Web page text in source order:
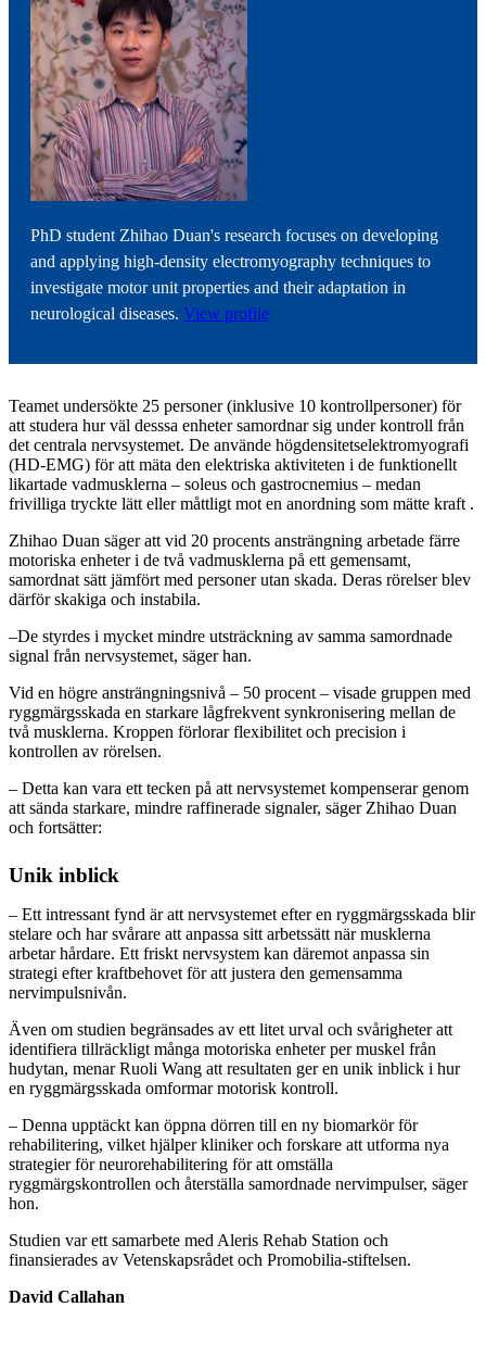
PhD student Zhihao Duan's research focuses on developing
and applying high-density electromyography techniques to
investigate motor unit properties and their adaptation in
neurological diseases. View profile
Teamet undersökte 25 personer (inklusive 10 kontrollpersoner) för
att studera hur väl desssa enheter samordnar sig under kontroll från
det centrala nervsystemet. De använde högdensitetselektromyografi
(HD-EMG) för att mäta den elektriska aktiviteten i de funktionellt
likartade vadmusklerna – soleus och gastrocnemius – medan
frivilliga tryckte lätt eller måttligt mot en anordning som mätte kraft .
Zhihao Duan säger att vid 20 procents ansträngning arbetade färre
motoriska enheter i de två vadmusklerna på ett gemensamt,
samordnat sätt jämfört med personer utan skada. Deras rörelser blev
därför skakiga och instabila.
–De styrdes i mycket mindre utsträckning av samma samordnade
signal från nervsystemet, säger han.
Vid en högre ansträngningsnivå – 50 procent – visade gruppen med
ryggmärgsskada en starkare lågfrekvent synkronisering mellan de
två musklerna. Kroppen förlorar flexibilitet och precision i
kontrollen av rörelsen.
– Detta kan vara ett tecken på att nervsystemet kompenserar genom
att sända starkare, mindre raffinerade signaler, säger Zhihao Duan
och fortsätter:
Unik inblick
– Ett intressant fynd är att nervsystemet efter en ryggmärgsskada blir
stelare och har svårare att anpassa sitt arbetssätt när musklerna
arbetar hårdare. Ett friskt nervsystem kan däremot anpassa sin
strategi efter kraftbehovet för att justera den gemensamma
nervimpulsnivån.
Även om studien begränsades av ett litet urval och svårigheter att
identifiera tillräckligt många motoriska enheter per muskel från
hudytan, menar Ruoli Wang att resultaten ger en unik inblick i hur
en ryggmärgsskada omformar motorisk kontroll.
– Denna upptäckt kan öppna dörren till en ny biomarkör för
rehabilitering, vilket hjälper kliniker och forskare att utforma nya
strategier för neurorehabilitering för att omställa
ryggmärgskontrollen och återställa samordnade nervimpulser, säger
hon.
Studien var ett samarbete med Aleris Rehab Station och
finansierades av Vetenskapsrådet och Promobilia-stiftelsen.
David Callahan